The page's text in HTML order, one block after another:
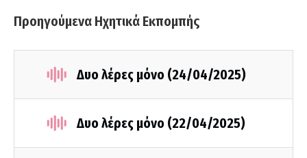
Προηγούμενα Ηχητικά Εκπομπής
Δυο λέρες μόνο (24/04/2025)
Δυο λέρες μόνο (22/04/2025)